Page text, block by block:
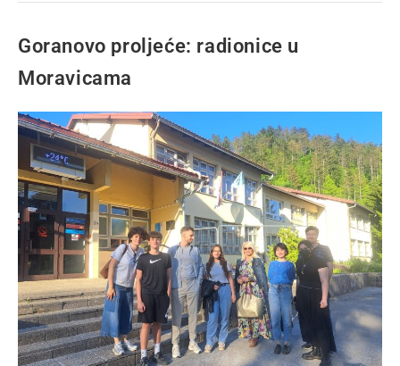
Goranovo proljeće: radionice u
Moravicama